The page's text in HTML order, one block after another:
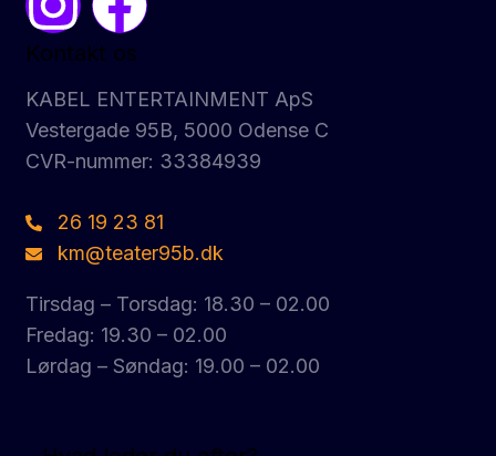
Kontakt os
KABEL ENTERTAINMENT ApS
Vestergade 95B, 5000 Odense C
CVR-nummer: 33384939
26 19 23 81
km@teater95b.dk
Tirsdag – Torsdag: 18.30 – 02.00
Fredag: 19.30 – 02.00
Lørdag – Søndag: 19.00 – 02.00